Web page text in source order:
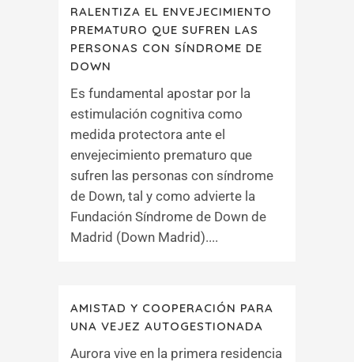
RALENTIZA EL ENVEJECIMIENTO
PREMATURO QUE SUFREN LAS
PERSONAS CON SÍNDROME DE
DOWN
Es fundamental apostar por la
estimulación cognitiva como
medida protectora ante el
envejecimiento prematuro que
sufren las personas con síndrome
de Down, tal y como advierte la
Fundación Síndrome de Down de
Madrid (Down Madrid)....
AMISTAD Y COOPERACIÓN PARA
UNA VEJEZ AUTOGESTIONADA
Aurora vive en la primera residencia